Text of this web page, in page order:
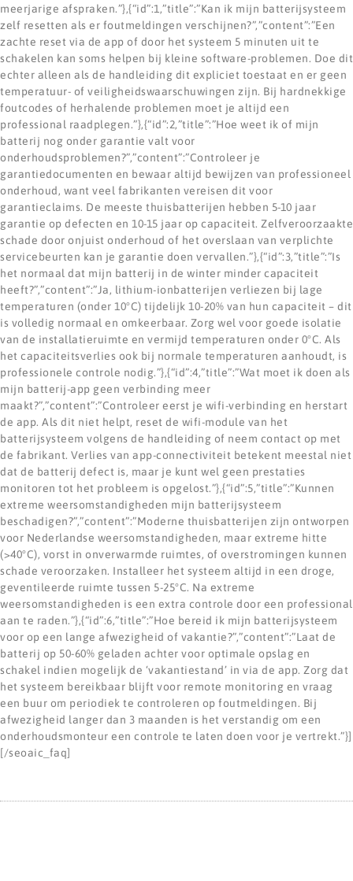
meerjarige afspraken.”},{“id”:1,”title”:”Kan ik mijn batterijsysteem
zelf resetten als er foutmeldingen verschijnen?”,”content”:”Een
zachte reset via de app of door het systeem 5 minuten uit te
schakelen kan soms helpen bij kleine software-problemen. Doe dit
echter alleen als de handleiding dit expliciet toestaat en er geen
temperatuur- of veiligheidswaarschuwingen zijn. Bij hardnekkige
foutcodes of herhalende problemen moet je altijd een
professional raadplegen.”},{“id”:2,”title”:”Hoe weet ik of mijn
batterij nog onder garantie valt voor
onderhoudsproblemen?”,”content”:”Controleer je
garantiedocumenten en bewaar altijd bewijzen van professioneel
onderhoud, want veel fabrikanten vereisen dit voor
garantieclaims. De meeste thuisbatterijen hebben 5-10 jaar
garantie op defecten en 10-15 jaar op capaciteit. Zelfveroorzaakte
schade door onjuist onderhoud of het overslaan van verplichte
servicebeurten kan je garantie doen vervallen.”},{“id”:3,”title”:”Is
het normaal dat mijn batterij in de winter minder capaciteit
heeft?”,”content”:”Ja, lithium-ionbatterijen verliezen bij lage
temperaturen (onder 10°C) tijdelijk 10-20% van hun capaciteit – dit
is volledig normaal en omkeerbaar. Zorg wel voor goede isolatie
van de installatieruimte en vermijd temperaturen onder 0°C. Als
het capaciteitsverlies ook bij normale temperaturen aanhoudt, is
professionele controle nodig.”},{“id”:4,”title”:”Wat moet ik doen als
mijn batterij-app geen verbinding meer
maakt?”,”content”:”Controleer eerst je wifi-verbinding en herstart
de app. Als dit niet helpt, reset de wifi-module van het
batterijsysteem volgens de handleiding of neem contact op met
de fabrikant. Verlies van app-connectiviteit betekent meestal niet
dat de batterij defect is, maar je kunt wel geen prestaties
monitoren tot het probleem is opgelost.”},{“id”:5,”title”:”Kunnen
extreme weersomstandigheden mijn batterijsysteem
beschadigen?”,”content”:”Moderne thuisbatterijen zijn ontworpen
voor Nederlandse weersomstandigheden, maar extreme hitte
(>40°C), vorst in onverwarmde ruimtes, of overstromingen kunnen
schade veroorzaken. Installeer het systeem altijd in een droge,
geventileerde ruimte tussen 5-25°C. Na extreme
weersomstandigheden is een extra controle door een professional
aan te raden.”},{“id”:6,”title”:”Hoe bereid ik mijn batterijsysteem
voor op een lange afwezigheid of vakantie?”,”content”:”Laat de
batterij op 50-60% geladen achter voor optimale opslag en
schakel indien mogelijk de ‘vakantiestand’ in via de app. Zorg dat
het systeem bereikbaar blijft voor remote monitoring en vraag
een buur om periodiek te controleren op foutmeldingen. Bij
afwezigheid langer dan 3 maanden is het verstandig om een
onderhoudsmonteur een controle te laten doen voor je vertrekt.”}]
[/seoaic_faq]